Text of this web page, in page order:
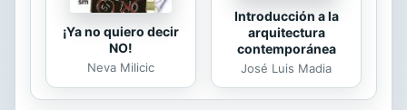
¡Ya no quiero decir
NO!
Neva Milicic
Introducción a la
arquitectura
contemporánea
José Luis Madia